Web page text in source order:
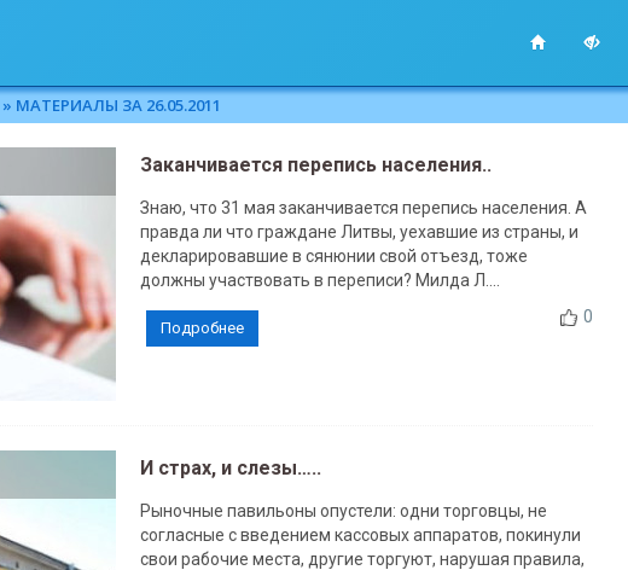
» МАТЕРИАЛЫ ЗА 26.05.2011
Заканчивается перепись населения..
Знаю, что 31 мая заканчивается перепись населения. А
правда ли что граждане Литвы, уехавшие из страны, и
декларировавшие в сянюнии свой отъезд, тоже
должны участвовать в переписи? Милда Л....
0
Подробнее
И страх, и слезы…..
Рыночные павильоны опустели: одни торговцы, не
согласные с введением кассовых аппаратов, покинули
свои рабочие места, другие торгуют, нарушая правила,